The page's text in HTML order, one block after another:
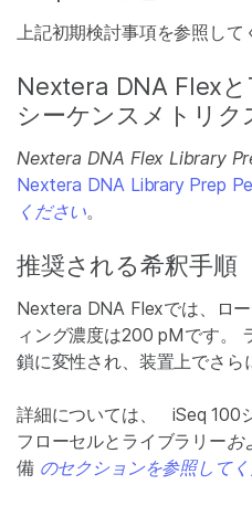
上記初期検討事項を参照して
Nextera DNA Flex
シーケンスメトリク
Nextera DNA Flex Library
Nextera DNA Library Prep
ください。
推奨される希釈手順
Nextera DNA Flexでは、ロ
ィング濃度は200 pMです。
鎖に変性され、装置上でさら
詳細については、 iSeq 100
フローセルとライブラリーお
備 のセクションを参照して